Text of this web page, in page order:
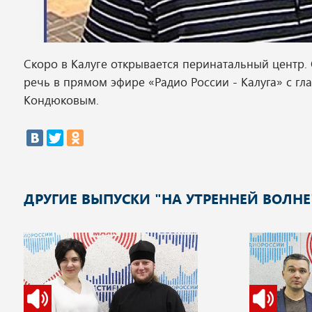
Скоро в Калуге открывается перинатальный
речь в прямом эфире «Радио России - Калуга» с
Кондюковым.
ДРУГИЕ ВЫПУСКИ "НА УТРЕННЕЙ